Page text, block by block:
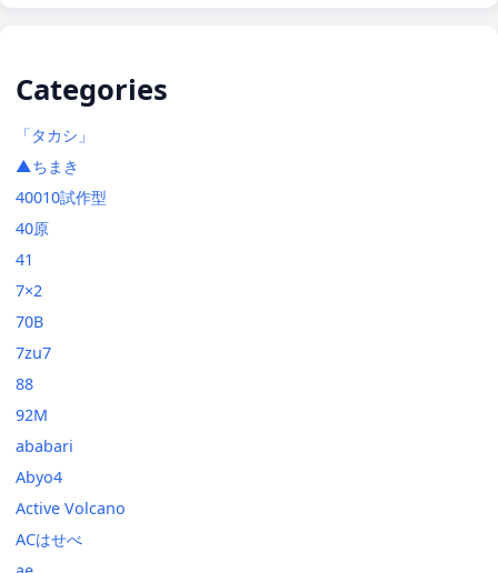
Categories
「タカシ」
▲ちまき
40010試作型
40原
41
7×2
70B
7zu7
88
92M
ababari
Abyo4
Active Volcano
ACはせべ